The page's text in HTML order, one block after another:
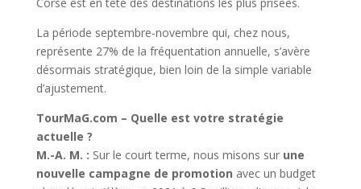
La période septembre-novembre qui, chez nous,
représente 27% de la fréquentation annuelle, s’avère
désormais stratégique, bien loin de la simple variable
d’ajustement.
TourMaG.com – Quelle est votre stratégie
actuelle ?
M.-A. M. : Sur le court terme, nous misons sur une
nouvelle campagne de promotion avec un budget